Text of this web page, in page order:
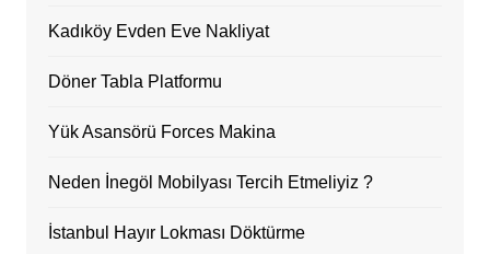
Kadıköy Evden Eve Nakliyat
Döner Tabla Platformu
Yük Asansörü Forces Makina
Neden İnegöl Mobilyası Tercih Etmeliyiz ?
İstanbul Hayır Lokması Döktürme